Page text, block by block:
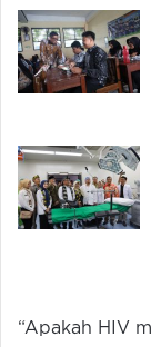
“Apakah HIV